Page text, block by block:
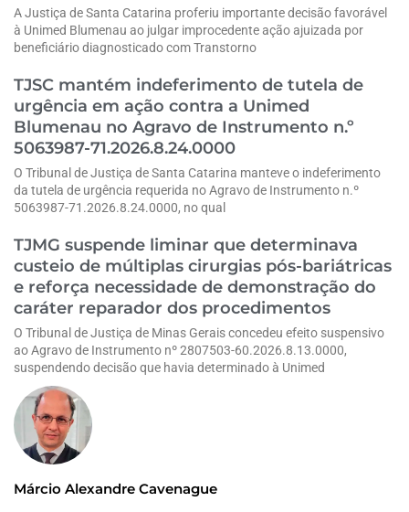
Márcio Alexandre Cavenague
A Justiça de Santa Catarina proferiu importante decisão favorável
à Unimed Blumenau ao julgar improcedente ação ajuizada por
beneficiário diagnosticado com Transtorno
TJSC mantém indeferimento de tutela de
urgência em ação contra a Unimed
Blumenau no Agravo de Instrumento n.º
5063987-71.2026.8.24.0000
O Tribunal de Justiça de Santa Catarina manteve o indeferimento
da tutela de urgência requerida no Agravo de Instrumento n.º
5063987-71.2026.8.24.0000, no qual
TJMG suspende liminar que determinava
custeio de múltiplas cirurgias pós-bariátricas
e reforça necessidade de demonstração do
caráter reparador dos procedimentos
O Tribunal de Justiça de Minas Gerais concedeu efeito suspensivo
ao Agravo de Instrumento nº 2807503-60.2026.8.13.0000,
suspendendo decisão que havia determinado à Unimed